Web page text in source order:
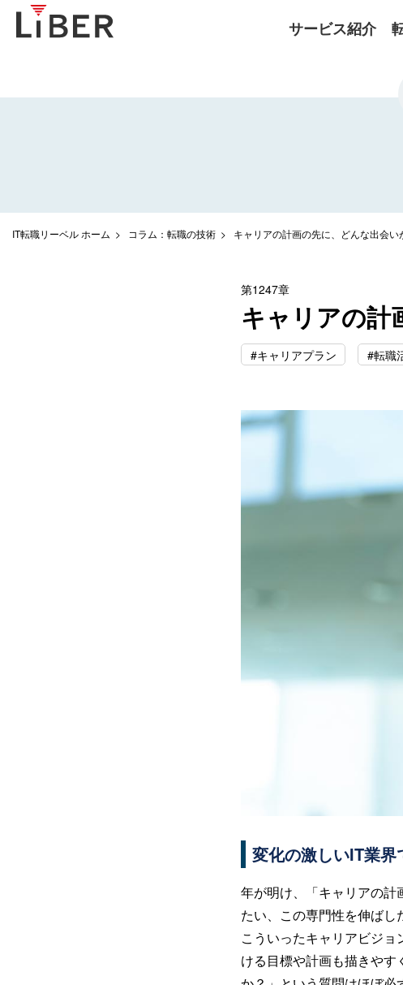
サービス紹介
IT転職リーベル ホーム コラム：転職の技術 キャリアの計画の先に、どんな出会い
第1247章
キャリアの計
#キャリアプラン #転職
変化の激しいIT業界
年が明け、「キャリアの
たい、この専門性を伸ばし
こういったキャリアビジ
ける目標や計画も描きや